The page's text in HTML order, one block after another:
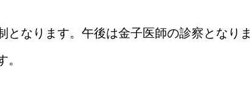
なります。午後は金子医師の診察となりま